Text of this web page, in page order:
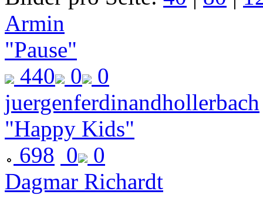
Armin
"Pause"
440
0
0
juergenferdinandhollerbach
"Happy Kids"
698 0
0
Dagmar Richardt